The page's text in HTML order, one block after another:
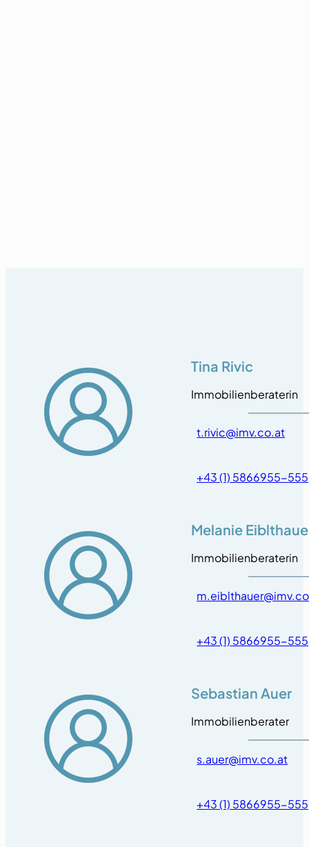
Tina Rivic
Immobilienberaterin
t.rivic@imv.co.at
+43 (1) 5866955-555
Melanie
Immobilienberaterin
+43 (1) 5866955-555
Sebastian Auer
Immobilienberater
s.auer@imv.co.at
+43 (1) 5866955-555